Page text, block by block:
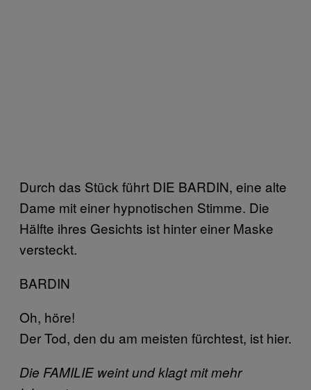
Durch das Stück führt DIE BARDIN, eine alte
Dame mit einer hypnotischen Stimme. Die
Hälfte ihres Gesichts ist hinter einer Maske
versteckt.
BARDIN
Oh, höre!
Der Tod, den du am meisten fürchtest, ist hier.
Die FAMILIE weint und klagt mit mehr